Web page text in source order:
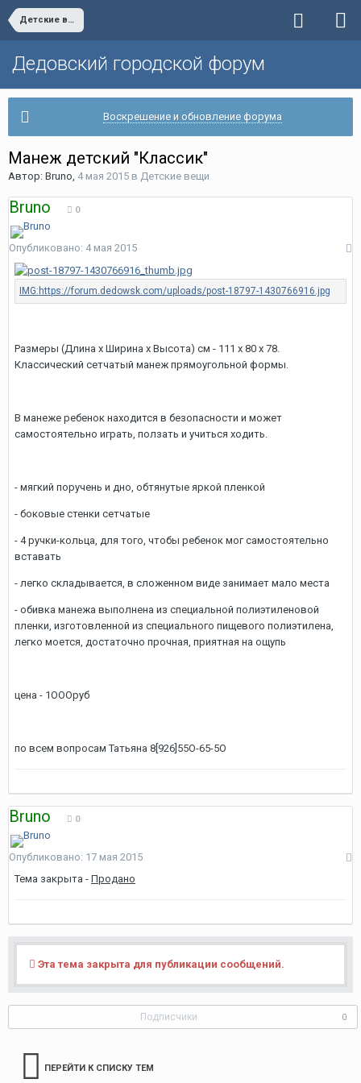
Детские вещи
Дедовский городской форум
Воскрешение и обновление форума
Манеж детский "Классик"
Автор: Bruno, 4 мая 2015 в Детские вещи
Bruno 0
Опубликовано: 4 мая 2015
Размеры (Длина х Ширина х Высота) см - 111 х 80 х 78.
Классический сетчатый манеж прямоугольной формы.
В манеже ребенок находится в безопасности и может
самостоятельно играть, ползать и учиться ходить.
- мягкий поручень и дно, обтянутые яркой пленкой
- боковые стенки сетчатые
- 4 ручки-кольца, для того, чтобы ребенок мог самостоятельно
вставать
- легко складывается, в сложенном виде занимает мало места
- обивка манежа выполнена из специальной полиэтиленовой
пленки, изготовленной из специального пищевого полиэтилена,
легко моется, достаточно прочная, приятная на ощупь
цена - 1OOOруб
по всем вопросам Татьяна 8[926]55O-65-5O
Bruno 0
Опубликовано: 17 мая 2015
Тема закрыта - Продано
Эта тема закрыта для публикации сообщений.
Подписчики 0
ПЕРЕЙТИ К СПИСКУ ТЕМ